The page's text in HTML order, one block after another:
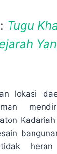
Tugu
lokasi